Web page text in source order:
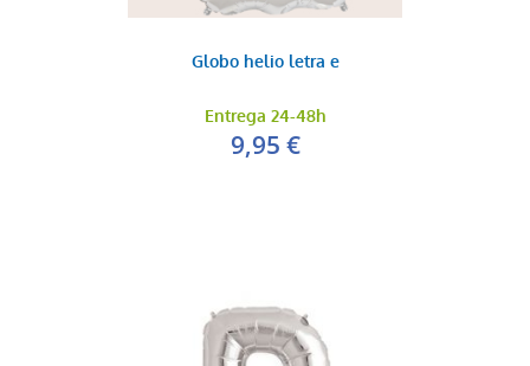
Globo helio letra e
Entrega 24-48h
9,95 €